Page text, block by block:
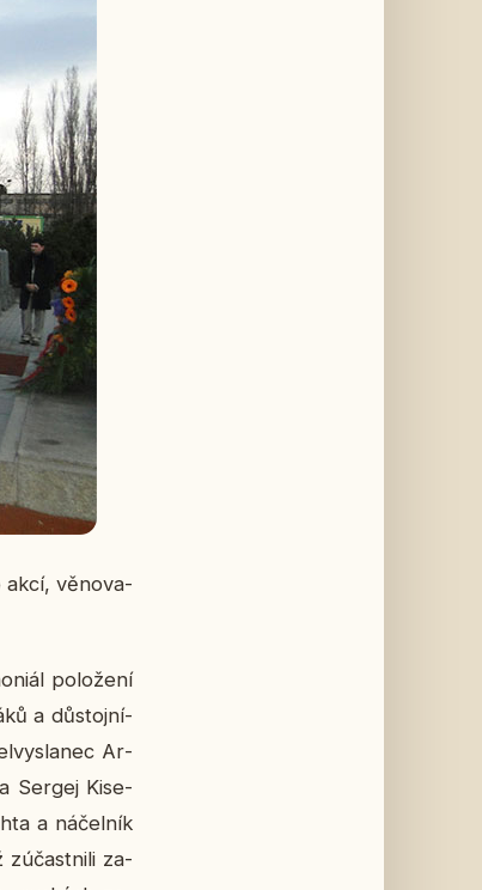
akcí, vě­no­va­
po­lo­že­ní
a dů­stoj­ní­
Ar­
Sergej Ki­se­
a ná­čel­ník
zú­čast­ni­li za­